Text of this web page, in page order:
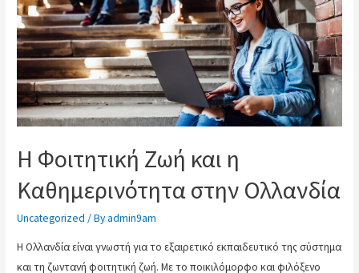
Η Φοιτητική Ζωή και η
Καθημερινότητα στην Ολλανδία
Uncategorized / Byadmin9am
Η Ολλανδία είναι γνωστή για το εξαιρετικό εκπαιδευτικό της σύστημα
και τη ζωντανή φοιτητική ζωή. Με το ποικιλόμορφο και φιλόξενο